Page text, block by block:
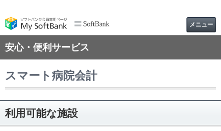
メニュー
安心・便利サービス
スマート病院会計
利用可能な施設